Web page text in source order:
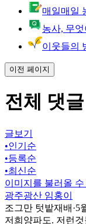
매일매일
농사, 무
이웃들의
이전 페이지
전체 댓글
글보기
•인기순
•등록순
•최신순
이미지를 불러올
광주광산 임홍이
조그만 텃밭재배 ·5
저희양파도. 저런